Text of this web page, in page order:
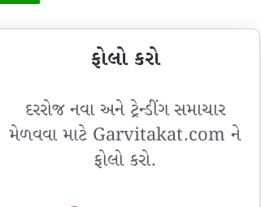
ફોલો કરો
દરરોજ નવા અને ટ્રેન્ડીંગ સમાચાર
મેળવવા માટે Garvitakat.com ને
ફોલો કરો.